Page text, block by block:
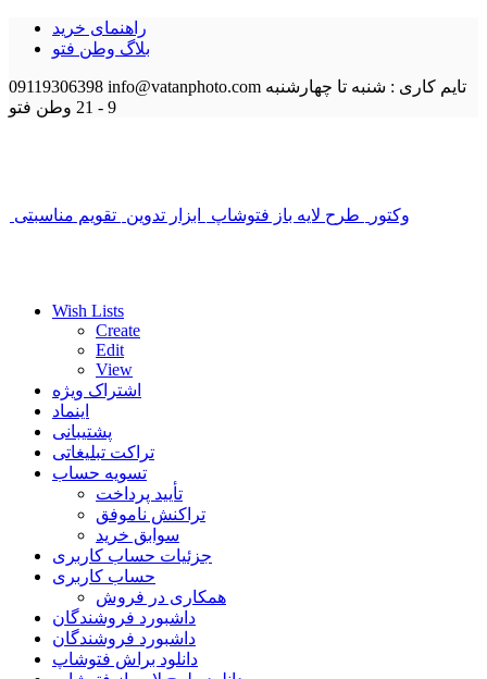
راهنمای خرید
بلاگ وطن فتو
09119306398 info@vatanphoto.com تایم کاری : شنبه تا چهارشنبه
9 - 21
وطن فتو
وکتور طرح لایه باز فتوشاپ ابزار تدوین تقویم مناسبتی
Wish Lists
Create
Edit
View
اشتراک ویژه
اینماد
پشتیبانی
تراکت تبلیغاتی
تسویه حساب
تأیید پرداخت
تراکنش ناموفق
سوابق خرید
جزئیات حساب کاربری
حساب کاربری
همکاری در فروش
داشبورد فروشندگان
داشبورد فروشندگان
دانلود براش فتوشاپ